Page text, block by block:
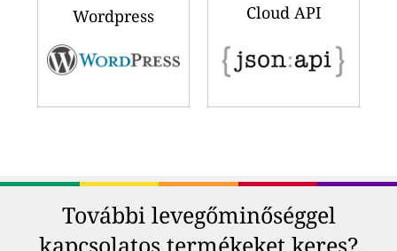
Wordpress Cloud API
További levegőminőséggel
kapcsolatos termékeket keres?